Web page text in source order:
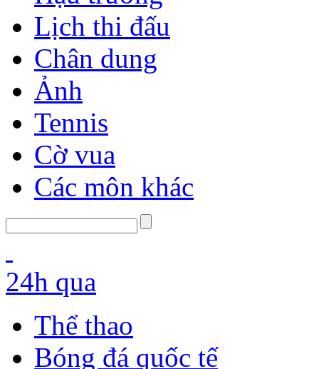
Lịch thi đấu
Chân dung
Ảnh
Tennis
Cờ vua
Các môn khác
24h qua
Thể thao
Bóng đá quốc tế